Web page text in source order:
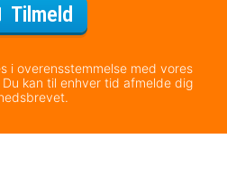
Tilmeld
i overensstemmelse med vores
Du kan til enhver tid afmelde dig